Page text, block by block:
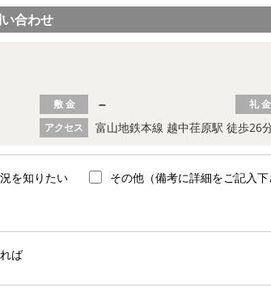
合わせ
アクセス 富山地鉄本線 越中荏原駅 徒歩26
敷 金 － 礼 金
を知りたい その他（備考に詳細をご記入下
ば